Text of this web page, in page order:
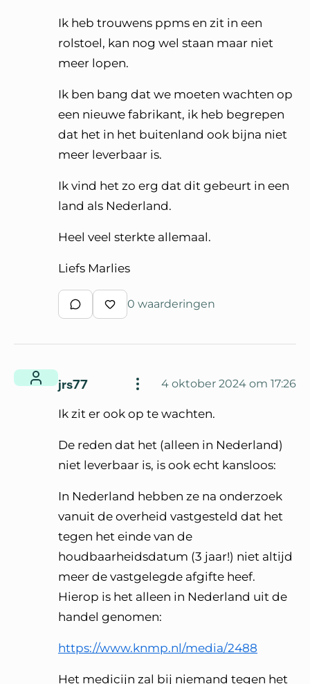
Ik heb trouwens ppms en zit in een
rolstoel, kan nog wel staan maar niet
meer lopen.
Ik ben bang dat we moeten wachten op
een nieuwe fabrikant, ik heb begrepen
dat het in het buitenland ook bijna niet
meer leverbaar is.
Ik vind het zo erg dat dit gebeurt in een
land als Nederland.
Heel veel sterkte allemaal.
Liefs Marlies
Schrijf een reactie
Waardeer reactie
0 waarderingen
jrs77 4 oktober 2024 om 17:26
Ik zit er ook op te wachten.
De reden dat het (alleen in Nederland)
niet leverbaar is, is ook echt kansloos:
In Nederland hebben ze na onderzoek
vanuit de overheid vastgesteld dat het
tegen het einde van de
houdbaarheidsdatum (3 jaar!) niet altijd
meer de vastgelegde afgifte heef.
Hierop is het alleen in Nederland uit de
handel genomen:
https://www.knmp.nl/media/2488
Het medicijn zal bij niemand tegen het